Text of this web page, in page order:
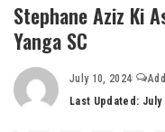
Stephane Aziz Ki
Yanga SC
July 10, 2024
Last Updated: July